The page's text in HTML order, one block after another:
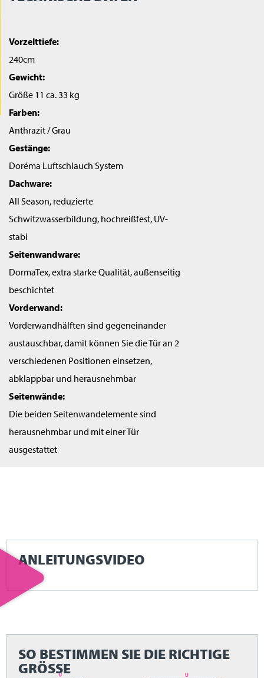
Vorzelttiefe:
240cm
Gewicht:
Größe 11 ca. 33 kg
Farben:
Anthrazit / Grau
Gestänge:
Doréma Luftschlauch System
Dachware:
All Season, reduzierte
Schwitzwasserbildung, hochreißfest, UV-
stabi
Seitenwandware:
DormaTex, extra starke Qualität, außenseitig
beschichtet
Vorderwand:
Vorderwandhälften sind gegeneinander
austauschbar, damit können Sie die Tür an 2
verschiedenen Positionen einsetzen,
abklappbar und herausnehmbar
Seitenwände:
Die beiden Seitenwandelemente sind
herausnehmbar und mit einer Tür
ausgestattet
ANLEITUNGSVIDEO
SO BESTIMMEN SIE DIE RICHTIGE
GRÖSSE